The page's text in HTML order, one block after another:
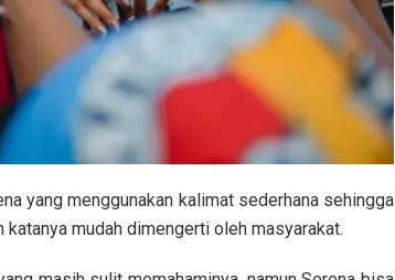
yang menggunakan kalimat sederhana sehingga
mudah dimengerti oleh masyarakat.